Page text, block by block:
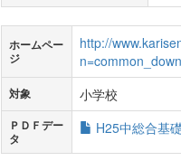
ホームペー
ジ
http://
対象 小学校
ＰＤＦデー
タ
H25中総合基